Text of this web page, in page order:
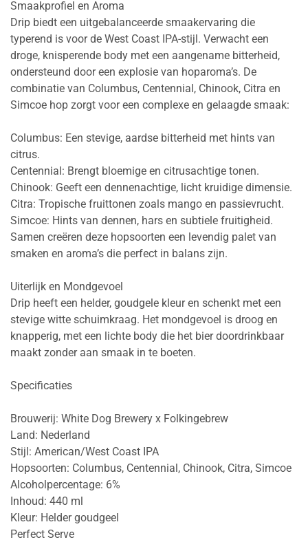
Smaakprofiel en Aroma
Drip biedt een uitgebalanceerde smaakervaring die
typerend is voor de West Coast IPA-stijl. Verwacht een
droge, knisperende body met een aangename bitterheid,
ondersteund door een explosie van hoparoma’s. De
combinatie van Columbus, Centennial, Chinook, Citra en
Simcoe hop zorgt voor een complexe en gelaagde smaak:
Columbus: Een stevige, aardse bitterheid met hints van
citrus.
Centennial: Brengt bloemige en citrusachtige tonen.
Chinook: Geeft een dennenachtige, licht kruidige dimensie.
Citra: Tropische fruittonen zoals mango en passievrucht.
Simcoe: Hints van dennen, hars en subtiele fruitigheid.
Samen creëren deze hopsoorten een levendig palet van
smaken en aroma’s die perfect in balans zijn.
Uiterlijk en Mondgevoel
Drip heeft een helder, goudgele kleur en schenkt met een
stevige witte schuimkraag. Het mondgevoel is droog en
knapperig, met een lichte body die het bier doordrinkbaar
maakt zonder aan smaak in te boeten.
Specificaties
Brouwerij: White Dog Brewery x Folkingebrew
Land: Nederland
Stijl: American/West Coast IPA
Hopsoorten: Columbus, Centennial, Chinook, Citra, Simcoe
Alcoholpercentage: 6%
Inhoud: 440 ml
Kleur: Helder goudgeel
Perfect Serve